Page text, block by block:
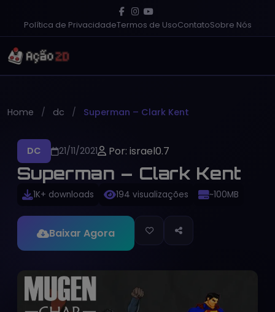
Política de PrivacidadeTermos de UsoContatoSobre Nós
Home dc Superman – Clark Kent
DC 21/11/2021 Por: israel0.7
Superman – Clark Kent
1K+ downloads 194 visualizações ~100MB
Baixar Agora